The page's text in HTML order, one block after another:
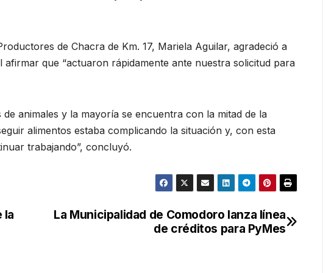
de Chacra de Km. 17, Mariela Aguilar, agradeció a
que “actuaron rápidamente ante nuestra solicitud para
animales y la mayoría se encuentra con la mitad de la
alimentos estaba complicando la situación y, con esta
trabajando”, concluyó.
La Municipalidad de Comodoro lanza línea
de créditos para PyMes
la